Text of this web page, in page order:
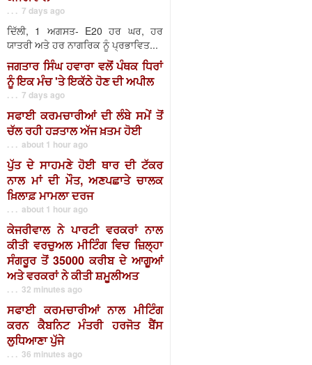
. . . 7 days ago
ਦਿੱਲੀ, 1 ਅਗਸਤ- E20 ਹਰ ਘਰ, ਹਰ
ਯਾਤਰੀ ਅਤੇ ਹਰ ਨਾਗਰਿਕ ਨੂੰ ਪ੍ਰਭਾਵਿਤ...
ਜਗਤਾਰ ਸਿੰਘ ਹਵਾਰਾ ਵਲੋਂ ਪੰਥਕ ਧਿਰਾਂ
ਨੂੰ ਇਕ ਮੰਚ 'ਤੇ ਇਕੱਠੇ ਹੋਣ ਦੀ ਅਪੀਲ
. . . 7 days ago
ਸਫਾਈ ਕਰਮਚਾਰੀਆਂ ਦੀ ਲੰਬੇ ਸਮੇਂ ਤੋਂ
ਚੱਲ ਰਹੀ ਹੜਤਾਲ ਅੱਜ ਖ਼ਤਮ ਹੋਈ
. . . about 1 hour ago
ਪੁੱਤ ਦੇ ਸਾਹਮਣੇ ਹੋਈ ਥਾਰ ਦੀ ਟੱਕਰ
ਨਾਲ ਮਾਂ ਦੀ ਮੌਤ, ਅਣਪਛਾਤੇ ਚਾਲਕ
ਖ਼ਿਲਾਫ਼ ਮਾਮਲਾ ਦਰਜ
. . . about 1 hour ago
ਕੇਜਰੀਵਾਲ ਨੇ ਪਾਰਟੀ ਵਰਕਰਾਂ ਨਾਲ
ਕੀਤੀ ਵਰਚੁਅਲ ਮੀਟਿੰਗ ਵਿਚ ਜ਼ਿਲ੍ਹਾ
ਸੰਗਰੂਰ ਤੋਂ 35000 ਕਰੀਬ ਦੇ ਆਗੂਆਂ
ਅਤੇ ਵਰਕਰਾਂ ਨੇ ਕੀਤੀ ਸ਼ਮੂਲੀਅਤ
. . . 32 minutes ago
ਸਫਾਈ ਕਰਮਚਾਰੀਆਂ ਨਾਲ ਮੀਟਿੰਗ
ਕਰਨ ਕੈਬਨਿਟ ਮੰਤਰੀ ਹਰਜੋਤ ਬੈਂਸ
ਲੁਧਿਆਣਾ ਪੁੱਜੇ
. . . 36 minutes ago